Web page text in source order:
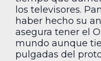
los televisores.
haber hecho su
asegura tener el
mundo aunque
pulgadas del